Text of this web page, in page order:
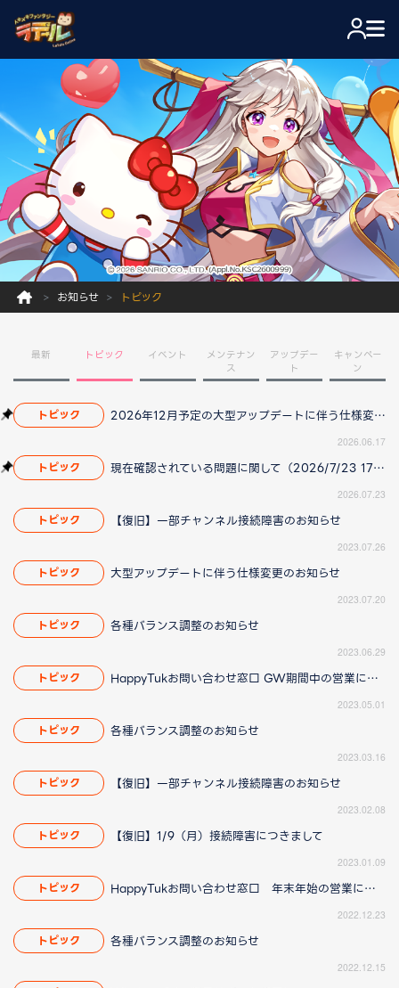
お知らせ トピック
最新 トピック イベント
メンテナン
ス
アップデー
ト
キャンペー
ン
トピック 2026年12月予定の大型アップデートに伴う仕様変更のお知らせ
2026.06.17
トピック 現在確認されている問題に関して（2026/7/23 17:00更新）
2026.07.23
トピック 【復旧】一部チャンネル接続障害のお知らせ
2023.07.26
トピック 大型アップデートに伴う仕様変更のお知らせ
2023.07.20
トピック 各種バランス調整のお知らせ
2023.06.29
トピック HappyTukお問い合わせ窓口 GW期間中の営業について
2023.05.01
トピック 各種バランス調整のお知らせ
2023.03.16
トピック 【復旧】一部チャンネル接続障害のお知らせ
2023.02.08
トピック 【復旧】1/9（月）接続障害につきまして
2023.01.09
トピック HappyTukお問い合わせ窓口 年末年始の営業について
2022.12.23
トピック 各種バランス調整のお知らせ
2022.12.15